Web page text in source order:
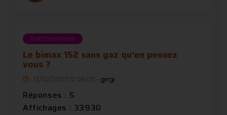
QUESTION POSÉE
Le bimax 152 sans gaz qu'en pensez
vous ?
13/02/2005 12:06:05 - girgi
Réponses : 5
Affichages : 33930